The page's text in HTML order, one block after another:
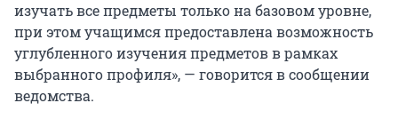
изучать все предметы только на базовом уровне,
при этом учащимся предоставлена возможность
углубленного изучения предметов в рамках
выбранного профиля», — говорится в сообщении
ведомства.